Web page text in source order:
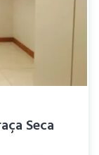
Seca